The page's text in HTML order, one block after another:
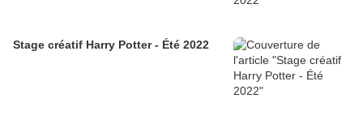
Stage créatif Harry Potter - Été 2022